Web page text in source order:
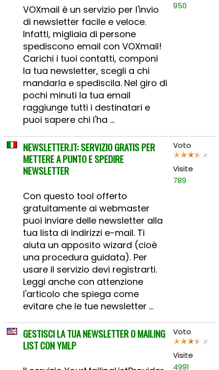
VOXmail è un servizio per l'invio
di newsletter facile e veloce.
Infatti, migliaia di persone
spediscono email con VOXmail!
Carichi i tuoi contatti, componi
la tua newsletter, scegli a chi
mandarla e spediscila. Nel giro di
pochi minuti la tua email
raggiunge tutti i destinatari e
puoi sapere chi l'ha ...
950
NEWSLETTER.IT: SERVIZIO GRATIS PER
METTERE A PUNTO E SPEDIRE
NEWSLETTER
Con questo tool offerto
gratuitamente ai webmaster
puoi inviare delle newsletter alla
tua lista di indirizzi e-mail. Ti
aiuta un apposito wizard (cioè
una procedura guidata). Per
usare il servizio devi registrarti.
Leggi anche con attenzione
l'articolo che spiega come
evitare che le tue newsletter ...
Voto
Visite
789
GESTISCI LA TUA NEWSLETTER O MAILING
LIST CON YMLP
Voto
Visite
4991